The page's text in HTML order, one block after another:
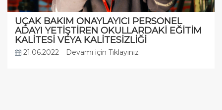
UÇAK BAKIM ONAYLAYICI PERSONEL
ADAYI YETİŞTİREN OKULLARDAKİ EĞİTİM
KALİTESİ VEYA KALİTESİZLİĞİ
21.06.2022 Devamı için Tıklayınız